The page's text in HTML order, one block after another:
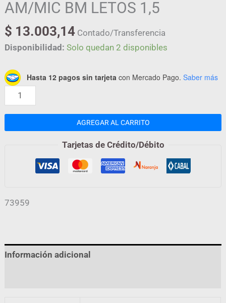
AM/MIC BM LETOS 1,5
$ 13.003,14 Contado/Transferencia
Disponibilidad: Solo quedan 2 disponibles
Hasta 12 pagos sin tarjeta con Mercado Pago. Saber más
AGREGAR AL CARRITO
Tarjetas de Crédito/Débito
73959
Información adicional